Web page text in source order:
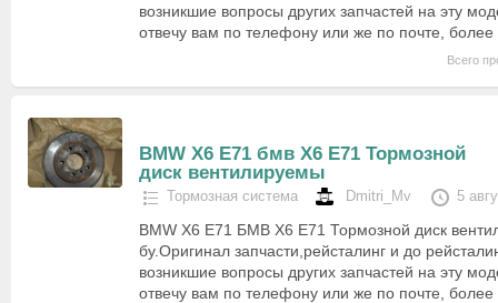
возникшие вопросы других запчастей на эту
отвечу вам по телефону или же по почте,
Всего
BMW X6 E71 бмв Х6 Е71 Тормозной
диск вентилируемы
Тормозная система Dmitri_Mv 5
BMW X6 E71 БМВ Х6 Е71 Тормозной диск
бу.Оригинал запчасти,рейсталинг и до
возникшие вопросы других запчастей на эту
отвечу вам по телефону или же по почте,